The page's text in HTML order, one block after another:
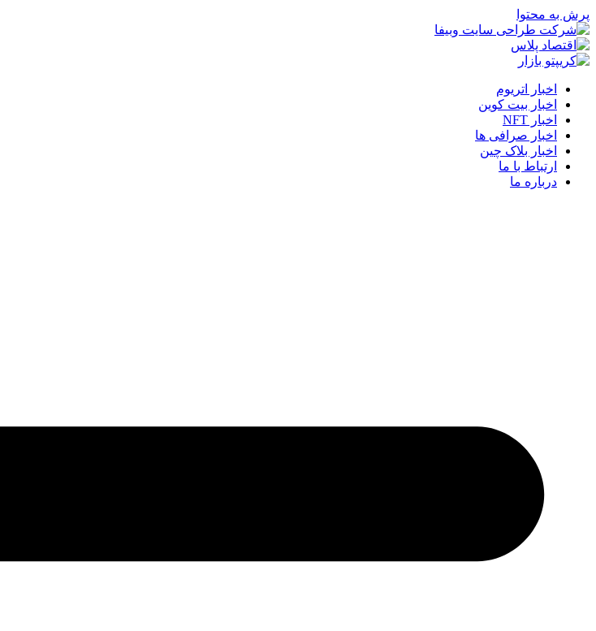
پرش به محتوا
اخبار اتریوم
اخبار بیت کوین
اخبار NFT
اخبار صرافی ها
اخبار بلاک چین
ارتباط با ما
درباره ما